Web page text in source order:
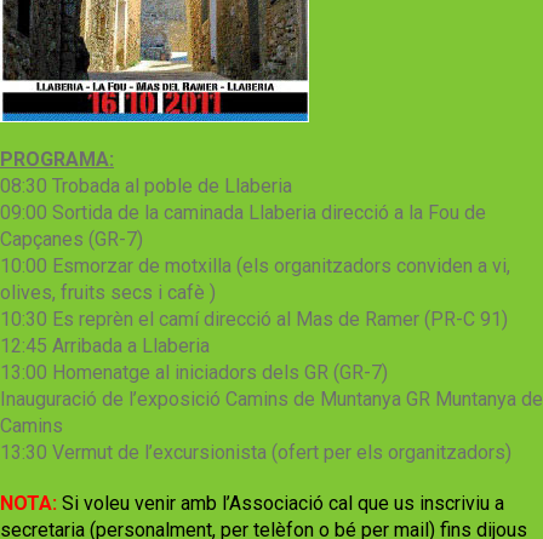
PROGRAMA:
08:30 Trobada al poble de Llaberia
09:00 Sortida de la caminada Llaberia direcció a la Fou de
Capçanes (GR-7)
10:00 Esmorzar de motxilla (els organitzadors conviden a vi,
olives, fruits secs i cafè )
10:30 Es reprèn el camí direcció al Mas de Ramer (PR-C 91)
12:45 Arribada a Llaberia
13:00 Homenatge al iniciadors dels GR (GR-7)
Inauguració de l’exposició Camins de Muntanya GR Muntanya de
Camins
13:30 Vermut de l’excursionista (ofert per els organitzadors)
NOTA: Si voleu venir amb l’Associació cal que us inscriviu a
secretaria (personalment, per telèfon o bé per mail) fins dijous